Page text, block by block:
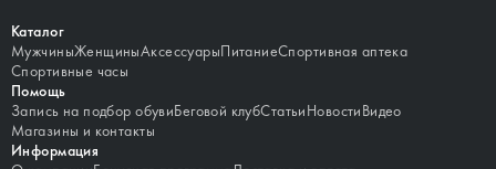
Каталог
МужчиныЖенщиныАксессуарыПитаниеСпортивная аптека
Спортивные часы
Помощь
Запись на подбор обувиБеговой клубСтатьиНовостиВидео
Магазины и контакты
Информация